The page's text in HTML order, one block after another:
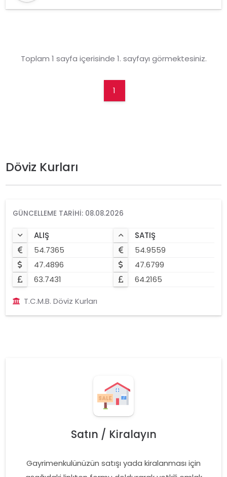
Toplam 1 sayfa içerisinde 1. sayfayı görmektesiniz.
1
Döviz Kurları
GÜNCELLEME TARIHI: 08.08.2026
ALIŞ
SATIŞ
54.7365
54.9559
47.4896
47.6799
63.7431
64.2165
T.C.M.B. Döviz Kurları
Satın / Kiralayın
Gayrimenkulünüzün satışı yada kiralanması için